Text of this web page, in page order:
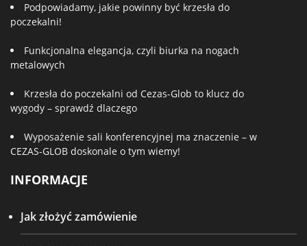
Podpowiadamy, jakie powinny być krzesła do
poczekalni!
Funkcjonalna elegancja, czyli biurka na nogach
metalowych
Krzesła do poczekalni od Cezas-Glob to klucz do
wygody – sprawdź dlaczego
Wyposażenie sali konferencyjnej ma znaczenie – w
CEZAS-GLOB doskonale o tym wiemy!
INFORMACJE
Jak złożyć zamówienie